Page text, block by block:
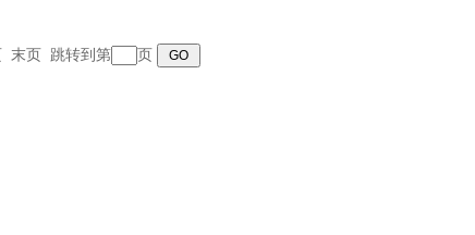
末页 跳转到第 页